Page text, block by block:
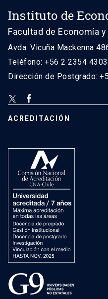
Instituto de
Facultad de Economía
Avda. Vicuña Mackenna
Teléfono: +56 2 2354 4303
Dirección de Postgrado:
ACREDITACIÓN